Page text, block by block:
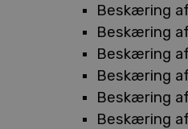
Beskæring
Beskæring
Beskæring
Beskæring
Beskæring
Beskæring